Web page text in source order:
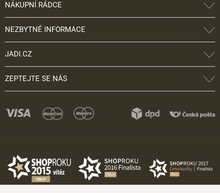
NÁKUPNÍ RÁDCE
NEZBYTNÉ INFORMACE
JADI.CZ
ZEPTEJTE SE NÁS